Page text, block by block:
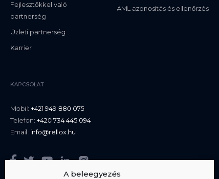
A beleegyezés
Fejlesztőkkel való
partnerség
Üzleti partnerség
Karrier
AML azonosítás és ellenőrzés
KAPCSOLAT
Mobil: +421 949 880 075
Telefon: +420 734 445 094
Email: info@rellox.hu